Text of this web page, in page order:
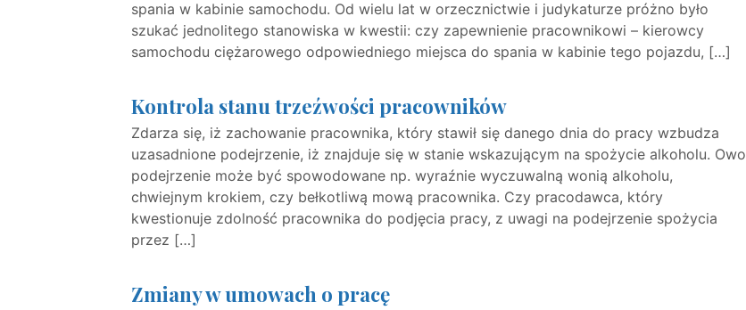
spania w kabinie samochodu. Od wielu lat w orzecznictwie i judykaturze próżno było
szukać jednolitego stanowiska w kwestii: czy zapewnienie pracownikowi – kierowcy
samochodu ciężarowego odpowiedniego miejsca do spania w kabinie tego pojazdu, […]
Kontrola stanu trzeźwości pracowników
Zdarza się, iż zachowanie pracownika, który stawił się danego dnia do pracy wzbudza
uzasadnione podejrzenie, iż znajduje się w stanie wskazującym na spożycie alkoholu. Owo
podejrzenie może być spowodowane np. wyraźnie wyczuwalną wonią alkoholu,
chwiejnym krokiem, czy bełkotliwą mową pracownika. Czy pracodawca, który
kwestionuje zdolność pracownika do podjęcia pracy, z uwagi na podejrzenie spożycia
przez […]
Zmiany w umowach o pracę